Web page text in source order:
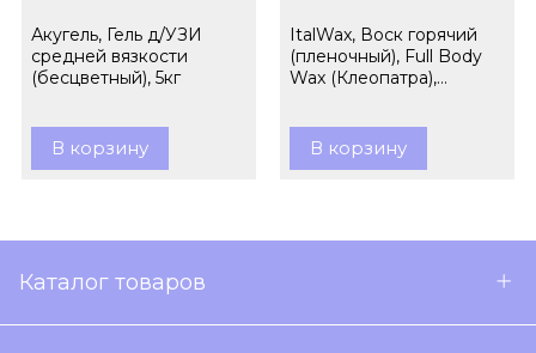
Акугель, Гель д/УЗИ
средней вязкости
(бесцветный), 5кг
В корзину
ItalWax, Воск горячий
(пленочный), Full Body
Wax (Клеопатра),
В корзину
Каталог товаров